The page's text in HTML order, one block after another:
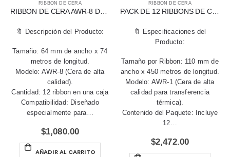
RIBBON DE CERA
RIBBON DE CERA AWR-8 DE 64 MM X 74 MTS PARA IMPRESORA ZEBRA
🔖 Descripción del Producto:
Tamaño: 64 mm de ancho x 74
metros de longitud.
Modelo: AWR-8 (Cera de alta
calidad).
Cantidad: 12 ribbon en una caja
Compatibilidad: Diseñado
especialmente para…
$1,080.00
AÑADIR AL CARRITO
RIBBON DE CERA
PACK DE 12 RIBBONS DE CERA AWR-1 DE 110 MM X 450 MTS PARA IMPRESORAS ZEBRA
🔖 Especificaciones del
Producto:
Tamaño por Ribbon: 110 mm de
ancho x 450 metros de longitud.
Modelo: AWR-1 (Cera de alta
calidad para transferencia
térmica).
Contenido del Paquete: Incluye
12…
$2,472.00